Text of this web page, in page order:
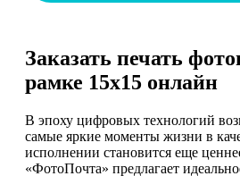
Заказать печать
рамке 15х15 онлайн
В эпоху цифровых технологий
самые яркие моменты жизни в
исполнении становится еще
«ФотоПочта» предлагает